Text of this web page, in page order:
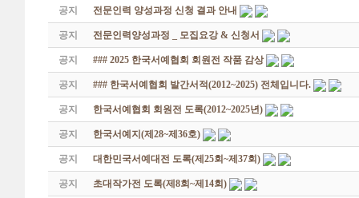
공지 전문인력 양성과정 신청 결과 안내
공지 전문인력양성과정 _ 모집요강 & 신청서
공지 ### 2025 한국서예협회 회원전 작품 감상
공지 ### 한국서예협회 발간서적(2012~2025) 전체입니다.
공지 한국서예협회 회원전 도록(2012~2025년)
공지 한국서예지(제28~제36호)
공지 대한민국서예대전 도록(제25회~제37회)
공지 초대작가전 도록(제8회~제14회)